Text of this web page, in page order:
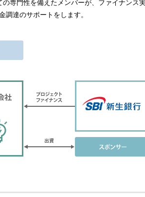
専門性を備えたメンバーが、ファイナンス
達のサポートをします。